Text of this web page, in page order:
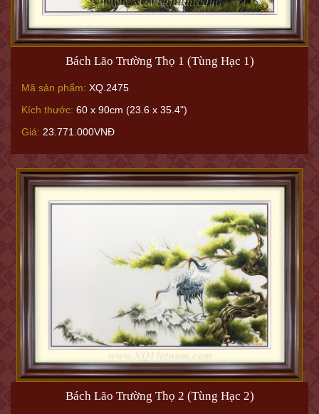
Bách Lão Trường Thọ 1 (Tùng Hạc 1)
Mã sản phẩm: XQ.2475
Kích thước: 60 x 90cm (23.6 x 35.4")
Giá: 23.771.000VNĐ
Bách Lão Trường Thọ 2 (Tùng Hạc 2)